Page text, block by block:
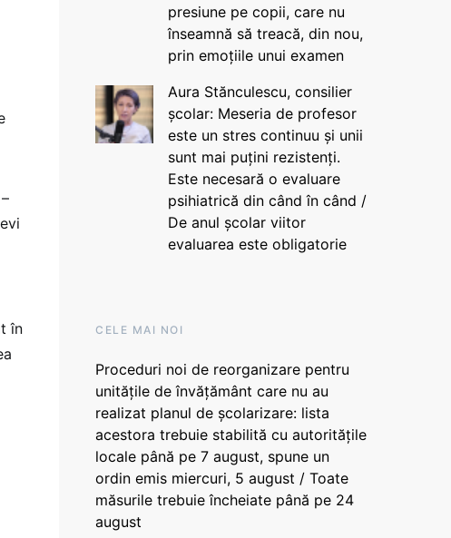
–
în
presiune pe copii, care nu
înseamnă să treacă, din nou,
prin emoțiile unui examen
Aura Stănculescu, consilier
școlar: Meseria de profesor
este un stres continuu și unii
sunt mai puțini rezistenți.
Este necesară o evaluare
psihiatrică din când în când /
De anul școlar viitor
evaluarea este obligatorie
CELE MAI NOI
Proceduri noi de reorganizare pentru
unitățile de învățământ care nu au
realizat planul de școlarizare: lista
acestora trebuie stabilită cu autoritățile
locale până pe 7 august, spune un
ordin emis miercuri, 5 august / Toate
măsurile trebuie încheiate până pe 24
august